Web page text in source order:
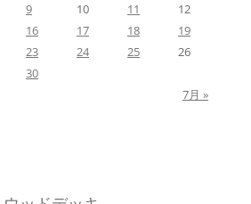
9 10 11
12
16 17 18
19
23 24 25
26
30
7月 »